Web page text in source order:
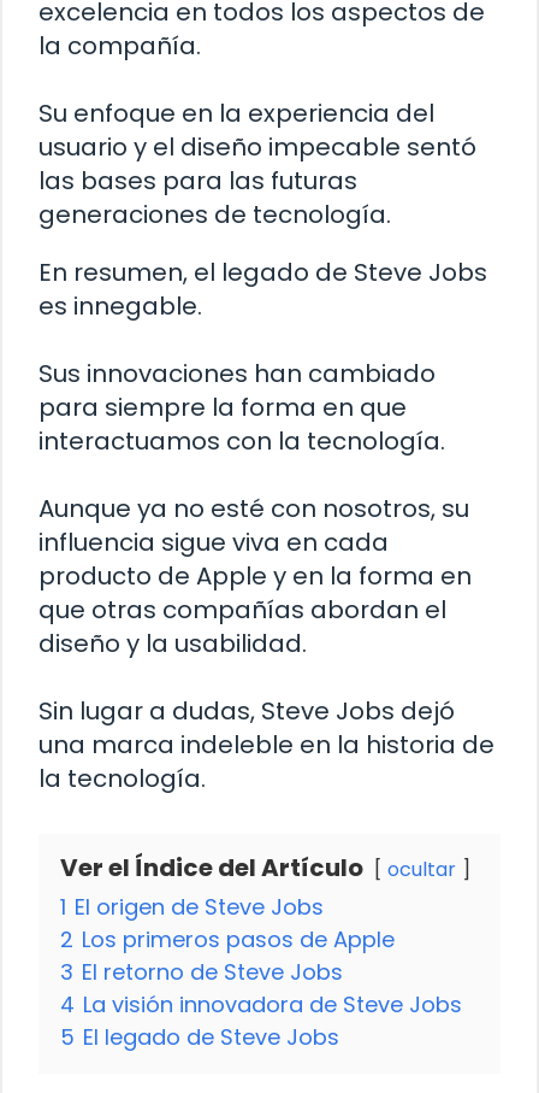
excelencia en todos los aspectos de
la compañía.
Su enfoque en la experiencia del
usuario y el diseño impecable sentó
las bases para las futuras
generaciones de tecnología.
En resumen, el legado de Steve Jobs
es innegable.
Sus innovaciones han cambiado
para siempre la forma en que
interactuamos con la tecnología.
Aunque ya no esté con nosotros, su
influencia sigue viva en cada
producto de Apple y en la forma en
que otras compañías abordan el
diseño y la usabilidad.
Sin lugar a dudas, Steve Jobs dejó
una marca indeleble en la historia de
la tecnología.
Ver el Índice del Artículo ocultar
1 El origen de Steve Jobs
2 Los primeros pasos de Apple
3 El retorno de Steve Jobs
4 La visión innovadora de Steve Jobs
5 El legado de Steve Jobs